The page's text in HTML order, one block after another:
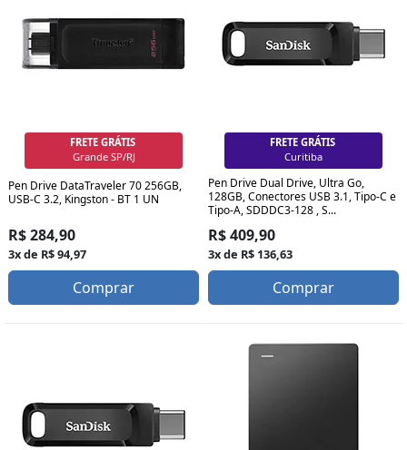
FRETE GRÁTIS
Grande SP/RJ
Pen Drive DataTraveler 70 256GB,
USB-C 3.2, Kingston - BT 1 UN
R$ 284,90
3x de R$ 94,97
Comprar
FRETE GRÁTIS
Curitiba
Pen Drive Dual Drive, Ultra Go,
128GB, Conectores USB 3.1, Tipo-C e
Tipo-A, SDDDC3-128 , S...
R$ 409,90
3x de R$ 136,63
Comprar